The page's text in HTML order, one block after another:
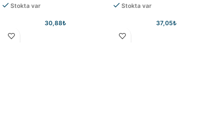
Stokta var
30,88₺
Stokta var
37,05₺